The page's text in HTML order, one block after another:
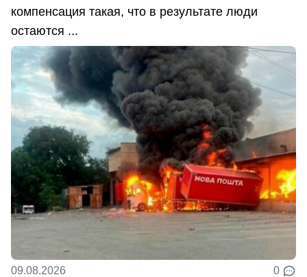
компенсация такая, что в результате люди
остаются ...
09.08.2026 0